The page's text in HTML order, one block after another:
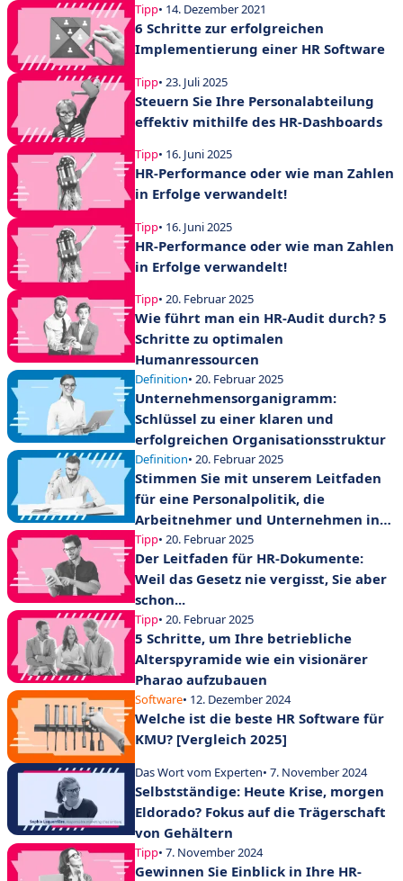
Tipp• 14. Dezember 2021
6 Schritte zur erfolgreichen
Implementierung einer HR Software
Tipp• 23. Juli 2025
Steuern Sie Ihre Personalabteilung
effektiv mithilfe des HR-Dashboards
Tipp• 16. Juni 2025
HR-Performance oder wie man Zahlen
in Erfolge verwandelt!
Tipp• 16. Juni 2025
HR-Performance oder wie man Zahlen
in Erfolge verwandelt!
Tipp• 20. Februar 2025
Wie führt man ein HR-Audit durch? 5
Schritte zu optimalen
Humanressourcen
Definition• 20. Februar 2025
Unternehmensorganigramm:
Schlüssel zu einer klaren und
erfolgreichen Organisationsstruktur
Definition• 20. Februar 2025
Stimmen Sie mit unserem Leitfaden
für eine Personalpolitik, die
Arbeitnehmer und Unternehmen in
Einklang bringt.
Tipp• 20. Februar 2025
Der Leitfaden für HR-Dokumente:
Weil das Gesetz nie vergisst, Sie aber
schon...
Tipp• 20. Februar 2025
5 Schritte, um Ihre betriebliche
Alterspyramide wie ein visionärer
Pharao aufzubauen
Software• 12. Dezember 2024
Welche ist die beste HR Software für
KMU? [Vergleich 2025]
Das Wort vom Experten• 7. November 2024
Selbstständige: Heute Krise, morgen
Eldorado? Fokus auf die Trägerschaft
von Gehältern
Tipp• 7. November 2024
Gewinnen Sie Einblick in Ihre HR-